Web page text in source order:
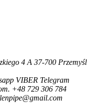
4 A 37-700 Przemyśl
VIBER Telegram
+48 729 306 784